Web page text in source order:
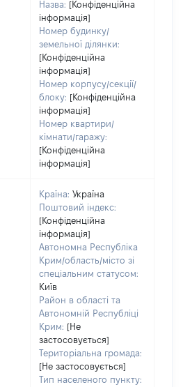
Назва: [Конфіденційна
інформація]
Номер будинку/
земельної ділянки:
[Конфіденційна
інформація]
Номер корпусу/секції/
блоку: [Конфіденційна
інформація]
Номер квартири/
кімнати/гаражу:
[Конфіденційна
інформація]
Країна: Україна
Поштовий індекс:
[Конфіденційна
інформація]
Автономна Республіка
Крим/область/місто зі
спеціальним статусом:
Київ
Район в області та
Автономній Республіці
Крим: [Не
застосовується]
Територіальна громада:
[Не застосовується]
Тип населеного пункту: